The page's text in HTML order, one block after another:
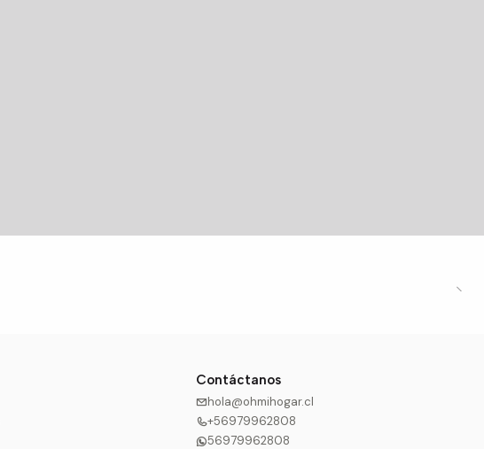
Contáctanos
hola@ohmihogar.cl
+56979962808
56979962808